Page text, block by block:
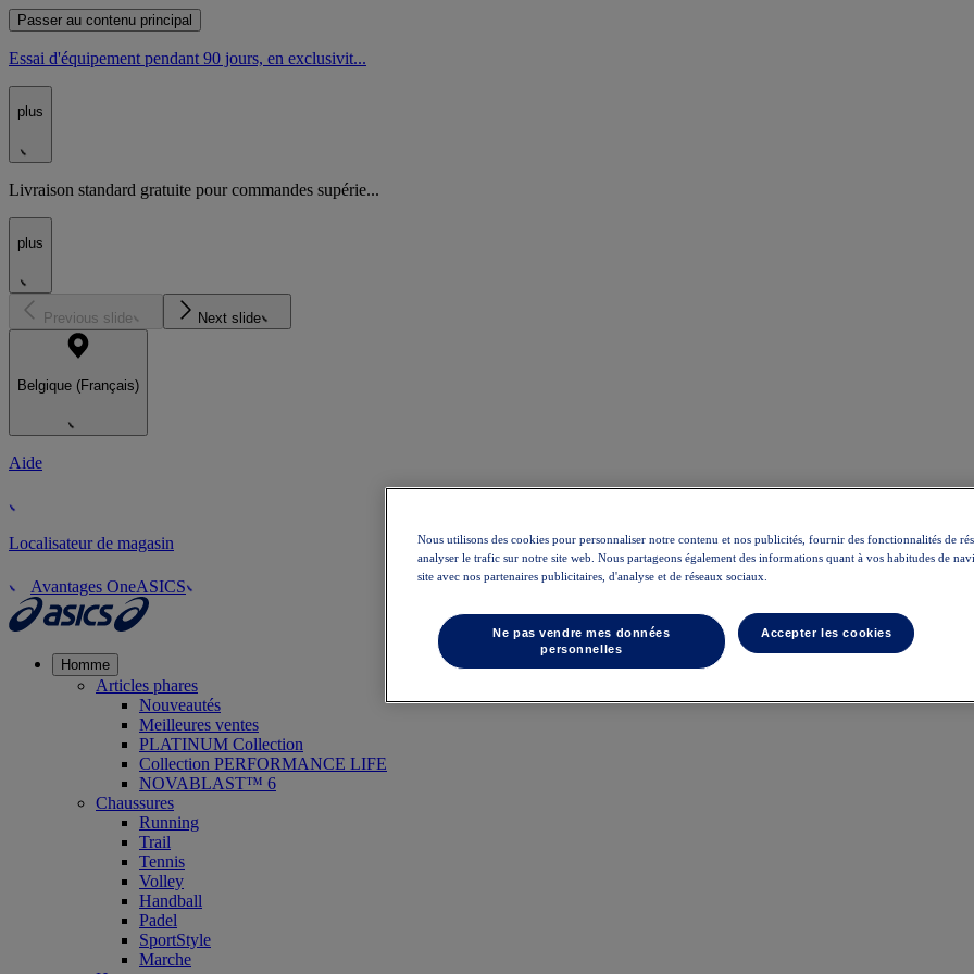
Passer au contenu principal
Essai d'équipement pendant 90 jours, en exclusivit...
plus
Livraison standard gratuite pour commandes supérie...
plus
Previous slide Next slide
Belgique (Français)
Aide
Localisateur de magasin
Avantages OneASICS
Homme
Articles phares
Nouveautés
Meilleures ventes
PLATINUM Collection
Collection PERFORMANCE LIFE
NOVABLAST™ 6
Chaussures
Running
Trail
Tennis
Volley
Handball
Padel
SportStyle
Marche
Nous utilisons des cookies pour personnaliser notre contenu et nos publicités, fournir des fonctionnalités de
analyser le trafic sur notre site web. Nous partageons également des informations quant à vos habitudes de
site avec nos partenaires publicitaires, d'analyse et de réseaux sociaux.
Ne pas vendre mes données
personnelles
Accepter les cookies